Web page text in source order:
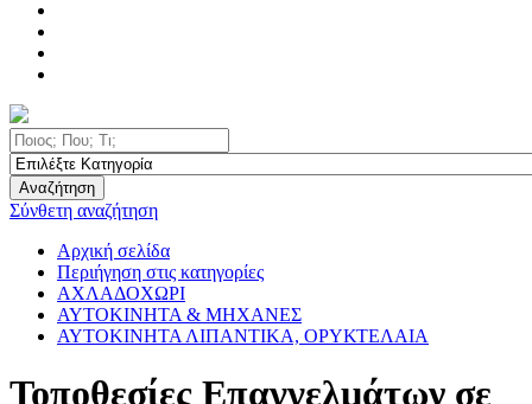
Αναζήτηση
Σύνθετη αναζήτηση
Αρχική σελίδα
Περιήγηση στις κατηγορίες
ΑΧΛΑΔΟΧΩΡΙ
ΑΥΤΟΚΙΝΗΤΑ & ΜΗΧΑΝΕΣ
ΑΥΤΟΚΙΝΗΤΑ ΛΙΠΑΝΤΙΚΑ, ΟΡΥΚΤΕΛΑΙΑ
Τοποθεσίες Επαγγελμάτων σε